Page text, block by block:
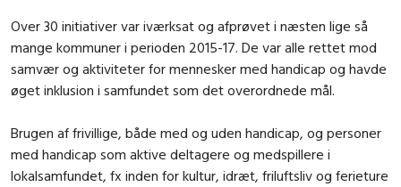
Over 30 initiativer var iværksat og afprøvet i næsten lige så
mange kommuner i perioden 2015-17. De var alle rettet mod
samvær og aktiviteter for mennesker med handicap og havde
øget inklusion i samfundet som det overordnede mål.
Brugen af frivillige, både med og uden handicap, og personer
med handicap som aktive deltagere og medspillere i
lokalsamfundet, fx inden for kultur, idræt, friluftsliv og ferieture